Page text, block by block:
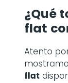
¿Qué
flat
Atento
flat